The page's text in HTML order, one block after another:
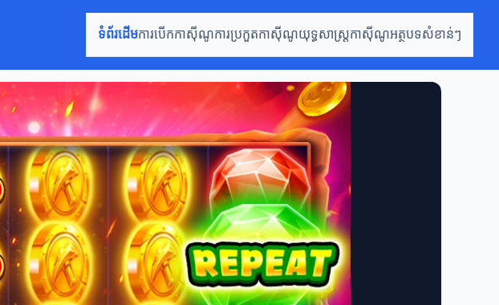
ទំព័រដើមការបើកកាស៊ីណូការប្រកួតកាស៊ីណូយុទ្ធសាស្ត្រកាស៊ីណូអត្ថបទសំខាន់ៗ